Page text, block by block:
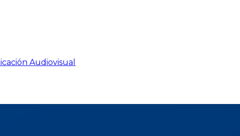
Audiovisual